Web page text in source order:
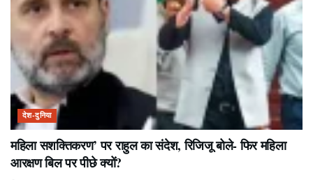
देश-दुनिया
महिला सशक्तिकरण’ पर राहुल का संदेश, रिजिजू बोले- फिर महिला
आरक्षण बिल पर पीछे क्यों?